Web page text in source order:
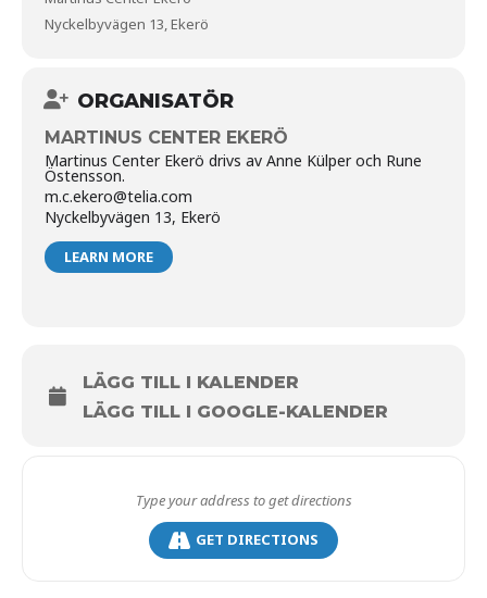
Nyckelbyvägen 13, Ekerö
ORGANISATÖR
MARTINUS CENTER EKERÖ
Martinus Center Ekerö drivs av Anne Külper och Rune
Östensson.
m.c.ekero@telia.com
Nyckelbyvägen 13, Ekerö
LEARN MORE
LÄGG TILL I KALENDER
LÄGG TILL I GOOGLE-KALENDER
GET DIRECTIONS